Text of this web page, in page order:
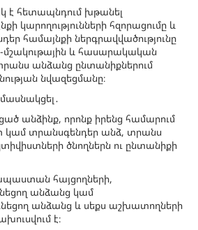
հետապնդում խթանել
կարողությունների հզորացումը և
համայնքի ներգրավվածությունը
և հասարակական
անձանց ընտանիքներում
նվազեցմանը։
անձինք, որոնք իրենց համարում
կամ տրանսգենդեր անձ, տրանս
ծնողներն ու ընտանիքի
հայցողների,
անձանց կամ
անձանց և սեքս աշխատողների
է։